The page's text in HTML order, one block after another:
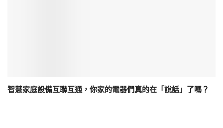
智慧家庭設備互聯互通，你家的電器們真的在「說話」了嗎？